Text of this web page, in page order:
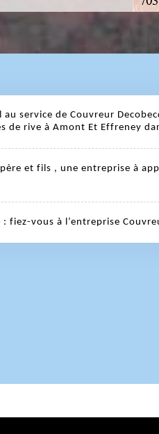
service de Couvreur
de rive à Amont Et Effreney
et fils , une entreprise à
fiez-vous à l’entreprise